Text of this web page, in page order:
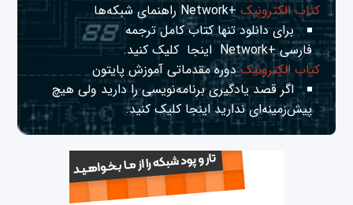
کتاب الکترونیک+Network راهنمای شبکه‌ها
برای دانلود تنها کتاب کامل ترجمه
فارسی +Network
اینجا کلیک کنید.
کتاب الکترونیکدوره مقدماتی آموزش پایتون
اگر قصد یادگیری برنامه‌نویسی را دارید ولی هیچ
پیش‌زمینه‌ای نداریداینجا کلیک کنید.